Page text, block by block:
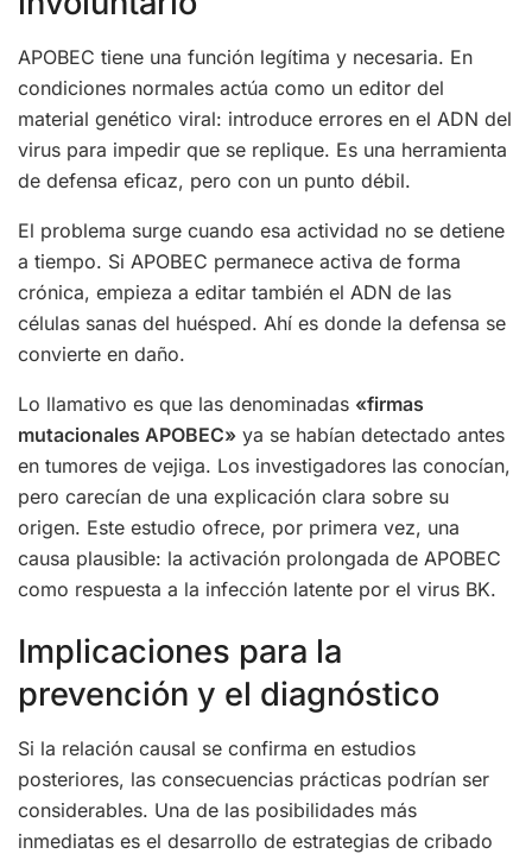
APOBEC tiene una función legítima y necesaria. En
condiciones normales actúa como un editor del
material genético viral: introduce errores en el ADN del
virus para impedir que se replique. Es una herramienta
de defensa eficaz, pero con un punto débil.
El problema surge cuando esa actividad no se detiene
a tiempo. Si APOBEC permanece activa de forma
crónica, empieza a editar también el ADN de las
células sanas del huésped. Ahí es donde la defensa se
convierte en daño.
Lo llamativo es que las denominadas «firmas
mutacionales APOBEC» ya se habían detectado antes
en tumores de vejiga. Los investigadores las conocían,
pero carecían de una explicación clara sobre su
origen. Este estudio ofrece, por primera vez, una
causa plausible: la activación prolongada de APOBEC
como respuesta a la infección latente por el virus BK.
Implicaciones para la
prevención y el diagnóstico
Si la relación causal se confirma en estudios
posteriores, las consecuencias prácticas podrían ser
considerables. Una de las posibilidades más
inmediatas es el desarrollo de estrategias de cribado